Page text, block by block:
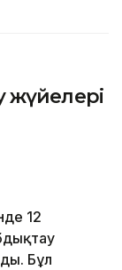
жүйелері
12
Бұл